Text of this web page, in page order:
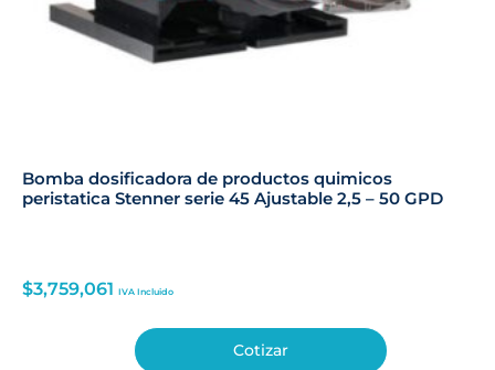
Bomba dosificadora de productos quimicos
peristatica Stenner serie 45 Ajustable 2,5 – 50 GPD
$3,759,061 IVA Incluido
Cotizar